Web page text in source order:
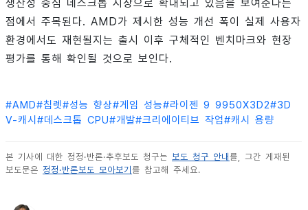
생산성 중심 데스크톱 시장으로 확대되고 있음을 보여준다는
점에서 주목된다. AMD가 제시한 성능 개선 폭이 실제 사용자
환경에서도 재현될지는 출시 이후 구체적인 벤치마크와 현장
평가를 통해 확인될 것으로 보인다.
#AMD#칩렛#성능 향상#게임 성능#라이젠 9 9950X3D2#3D
V-캐시 #데스크톱 CPU#개발#크리에이티브 작업#캐시 용량
본 기사에 대한 정정·반론·추후보도 청구는 보도 청구 안내 를, 그간 게재된
보도문은 정정·반론보도 모아보기 를 참고해 주세요.